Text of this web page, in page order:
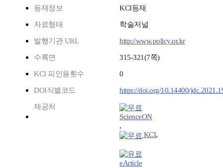
등재정보 KCI등재
자료형태 학술저널
발행기관 URL http://www.policy.or.kr
수록면 315-321(7쪽)
KCI 피인용횟수 0
DOI식별코드 https://doi.org/10.14400/
제공처
ScienceON
,
KCI,
eArticle